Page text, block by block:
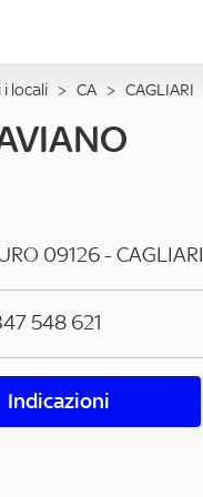
locali > CA > CAGLIARI
09126-CAGLIARI
548 621
Indicazioni